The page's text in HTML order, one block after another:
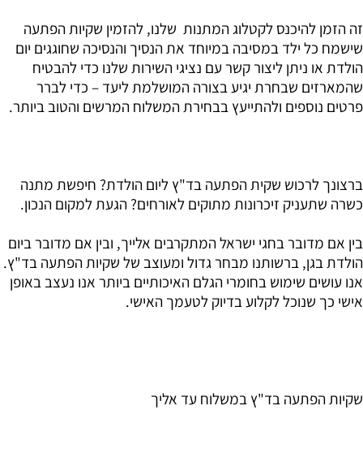
זה הזמן להיכנס לקטלוג המתנות שלנו, להזמין שקיות הפתעה
שישמח כל ילד במסיבה במיוחד את הנסיך והנסיכה שחוגגים יום
הולדת או ניתן ליצור קשר עם נציגי השירות שלנו כדי להבטיח
שהמארזים שבחרת יגיע בצורה המושלמת ליעד – כדי לברר
פרטים נוספים ולהתייעץ בבחירת המשלוח המרשים והטוב ביותר.
ברצונך לרכוש שקית הפתעה בד"ץ ליום הולדת? חיפשת מתנה
כשרה שתעניק זיכרונות מתוקים לאורחים? הגעת למקום הנכון.
בין אם מדובר בחגי ישראל המתקרבים אלייך, ובין אם מדובר ביום
הולדת בגן, ברשותנו מבחר גדול ומעוצב של שקיות הפתעה בד"ץ.
אנו עושים שימוש בחומרי הגלם האיכותיים ביותר אנו נעצב באופן
אישי כך שנוכל לקלוע בדיוק לטעמך האישי.
שקיות הפתעה בד"ץ במשלוח עד אליך